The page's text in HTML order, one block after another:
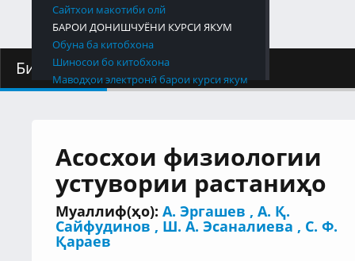
Сайтхои макотиби олй
БАРОИ ДОНИШЧУЁНИ КУРСИ ЯКУМ
Обуна ба китобхона
Шиносои бо китобхона
Маводҳои электронӣ барои курси якум
Биология
Асосхои физиологии
устувории растаниҳо
Муаллиф(ҳо): А. Эргашев , А. Қ.
Сайфудинов , Ш. А. Эсаналиева , С. Ф.
Қараев